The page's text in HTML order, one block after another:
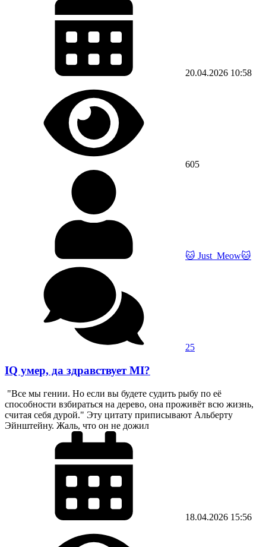
20.04.2026 10:58
605
🐱 Just_Meow🐱
25
IQ умер, да здравствует MI?
"Все мы гении. Но если вы будете судить рыбу по её
способности взбираться на дерево, она проживёт всю жизнь,
считая себя дурой." Эту цитату приписывают Альберту
Эйнштейну. Жаль, что он не дожил
18.04.2026 15:56